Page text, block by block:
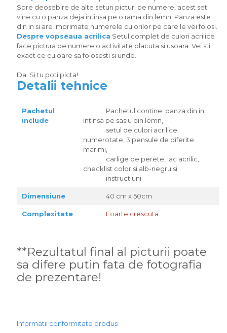
Spre deosebire de alte seturi picturi pe numere, acest set
vine cu o panza deja intinsa pe o rama din lemn. Panza este
din in si are imprimate numerele culorilor pe care le vei folosi.
Despre vopseaua acrilica Setul complet de culori acrilice
face pictura pe numere o activitate placuta si usoara. Vei sti
exact ce culoare sa folosesti si unde.
Da. Si tu poti picta!
Detalii tehnice
Pachetul
include
Pachetul contine: panza din in
intinsa pe sasiu din lemn,
setul de culori acrilice
numerotate, 3 pensule de diferite
marimi,
carlige de perete, lac acrilic,
checklist color si alb-negru si
instructiuni
Dimensiune 40 cm x 50cm
Complexitate Foarte crescuta
**Rezultatul final al picturii poate
sa difere putin fata de fotografia
de prezentare!
Informatii conformitate produs